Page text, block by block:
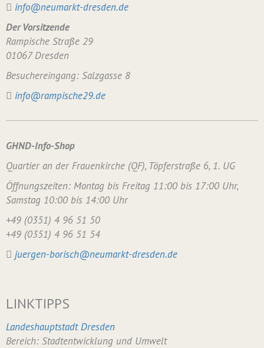
info@neumarkt-dresden.de
Der Vorsitzende
Rampische Straße 29
01067 Dresden
Besuchereingang: Salzgasse 8
info@rampische29.de
GHND-Info-Shop
Quartier an der Frauenkirche (QF), Töpferstraße 6, 1. UG
Öffnungszeiten: Montag bis Freitag 11:00 bis 17:00 Uhr,
Samstag 10:00 bis 14:00 Uhr
+49 (0351) 4 96 51 50
+49 (0351) 4 96 51 54
juergen-borisch@neumarkt-dresden.de
LINKTIPPS
Landeshauptstadt Dresden
Bereich: Stadtentwicklung und Umwelt